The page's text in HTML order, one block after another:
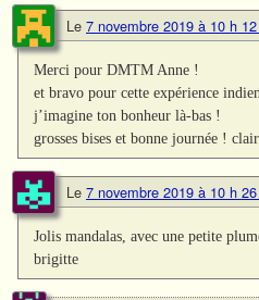
Le 7 novembre 2019 à 10 h
Merci pour DMTM Anne !
et bravo pour cette expérience
j’imagine ton bonheur là-bas !
grosses bises et bonne journée !
Le 7 novembre 2019 à 10 h
Jolis mandalas, avec une petite
brigitte